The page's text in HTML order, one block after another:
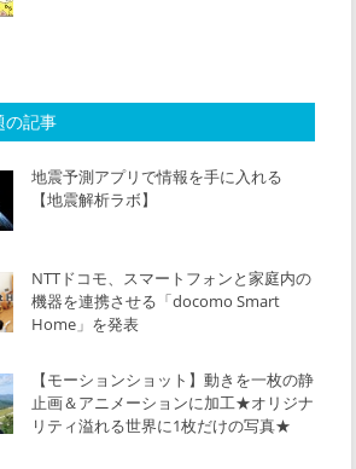
の記事
地震予測アプリで情報を手に入れる
【地震解析ラボ】
NTTドコモ、スマートフォンと家庭内の
機器を連携させる「docomo Smart
Home」を発表
【モーションショット】動きを一枚の静
止画＆アニメーションに加工★オリジナ
リティ溢れる世界に1枚だけの写真★